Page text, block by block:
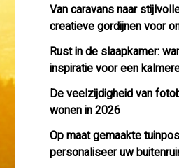
Van caravans naar
creatieve gordijnen voor
Rust in de slaapkamer:
inspiratie voor een
De veelzijdigheid van
wonen in 2026
Op maat gemaakte
personaliseer uw